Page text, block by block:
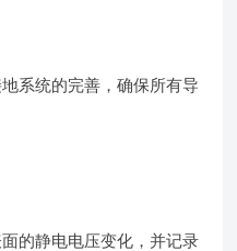
系统的完善，确保所有导
的静电电压变化，并记录